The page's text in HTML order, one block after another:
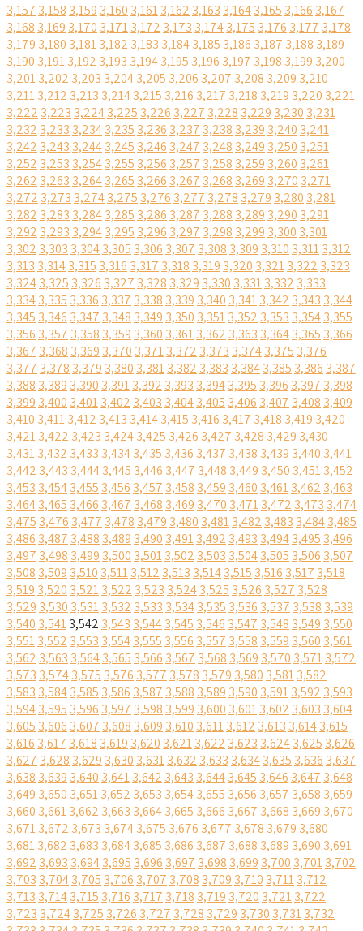
3,157 3,158 3,159 3,160 3,1613,162 3,163 3,1643,165 3,166 3,167
3,168 3,169 3,170 3,1713,172 3,173 3,1743,175 3,176 3,177 3,178
3,179 3,180 3,1813,182 3,183 3,1843,185 3,186 3,187 3,188 3,189
3,190 3,1913,192 3,193 3,1943,195 3,196 3,197 3,198 3,199 3,200
3,2013,202 3,203 3,2043,205 3,206 3,207 3,208 3,209 3,210
3,2113,212 3,213 3,2143,215 3,216 3,217 3,218 3,219 3,220 3,221
3,222 3,223 3,2243,225 3,226 3,227 3,228 3,229 3,230 3,231
3,232 3,233 3,2343,235 3,236 3,237 3,238 3,239 3,240 3,241
3,242 3,243 3,2443,245 3,246 3,247 3,248 3,249 3,250 3,251
3,252 3,253 3,2543,255 3,256 3,257 3,258 3,259 3,260 3,261
3,262 3,263 3,2643,265 3,266 3,267 3,268 3,269 3,270 3,271
3,272 3,273 3,2743,275 3,276 3,277 3,278 3,279 3,280 3,281
3,282 3,283 3,2843,285 3,286 3,287 3,288 3,289 3,290 3,291
3,292 3,293 3,2943,295 3,296 3,297 3,298 3,299 3,300 3,301
3,302 3,303 3,3043,305 3,306 3,307 3,308 3,309 3,310 3,3113,312
3,313 3,3143,315 3,316 3,317 3,318 3,319 3,320 3,3213,322 3,323
3,3243,325 3,326 3,327 3,328 3,329 3,330 3,3313,332 3,333
3,3343,335 3,336 3,337 3,338 3,339 3,340 3,3413,342 3,343 3,344
3,345 3,346 3,347 3,348 3,349 3,350 3,3513,352 3,353 3,3543,355
3,356 3,357 3,358 3,359 3,360 3,3613,362 3,363 3,3643,365 3,366
3,367 3,368 3,369 3,370 3,3713,372 3,373 3,3743,375 3,376
3,377 3,378 3,379 3,380 3,3813,382 3,383 3,3843,385 3,386 3,387
3,388 3,389 3,390 3,3913,392 3,393 3,3943,395 3,396 3,397 3,398
3,399 3,400 3,4013,402 3,403 3,4043,405 3,406 3,407 3,408 3,409
3,410 3,4113,412 3,413 3,4143,415 3,416 3,417 3,418 3,419 3,420
3,4213,422 3,423 3,4243,425 3,426 3,427 3,428 3,429 3,430
3,4313,432 3,433 3,4343,435 3,436 3,437 3,438 3,439 3,440 3,441
3,442 3,443 3,4443,445 3,446 3,447 3,448 3,449 3,450 3,4513,452
3,453 3,4543,455 3,456 3,457 3,458 3,459 3,460 3,4613,462 3,463
3,4643,465 3,466 3,467 3,468 3,469 3,470 3,4713,472 3,473 3,474
3,475 3,476 3,477 3,478 3,479 3,480 3,4813,482 3,483 3,4843,485
3,486 3,487 3,488 3,489 3,490 3,4913,492 3,493 3,4943,495 3,496
3,497 3,498 3,499 3,500 3,5013,502 3,503 3,5043,505 3,506 3,507
3,508 3,509 3,510 3,5113,512 3,513 3,5143,515 3,516 3,517 3,518
3,519 3,520 3,5213,522 3,523 3,5243,525 3,526 3,527 3,528
3,529 3,530 3,5313,532 3,533 3,5343,535 3,536 3,537 3,538 3,539
3,540 3,5413,542 3,543 3,5443,545 3,546 3,547 3,548 3,549 3,550
3,5513,552 3,553 3,5543,555 3,556 3,557 3,558 3,559 3,560 3,561
3,562 3,563 3,5643,565 3,566 3,567 3,568 3,569 3,570 3,5713,572
3,573 3,5743,575 3,576 3,577 3,578 3,579 3,580 3,5813,582
3,583 3,5843,585 3,586 3,587 3,588 3,589 3,590 3,5913,592 3,593
3,5943,595 3,596 3,597 3,598 3,599 3,600 3,6013,602 3,603 3,604
3,605 3,606 3,607 3,608 3,609 3,610 3,6113,612 3,613 3,6143,615
3,616 3,617 3,618 3,619 3,620 3,6213,622 3,623 3,6243,625 3,626
3,627 3,628 3,629 3,630 3,6313,632 3,633 3,6343,635 3,636 3,637
3,638 3,639 3,640 3,6413,642 3,643 3,6443,645 3,646 3,647 3,648
3,649 3,650 3,6513,652 3,653 3,6543,655 3,656 3,657 3,658 3,659
3,660 3,6613,662 3,663 3,6643,665 3,666 3,667 3,668 3,669 3,670
3,6713,672 3,673 3,6743,675 3,676 3,677 3,678 3,679 3,680
3,6813,682 3,683 3,6843,685 3,686 3,687 3,688 3,689 3,690 3,691
3,692 3,693 3,6943,695 3,696 3,697 3,698 3,699 3,700 3,7013,702
3,703 3,7043,705 3,706 3,707 3,708 3,709 3,710 3,7113,712
3,713 3,7143,715 3,716 3,717 3,718 3,719 3,720 3,7213,722
3,723 3,7243,725 3,726 3,727 3,728 3,729 3,730 3,7313,732